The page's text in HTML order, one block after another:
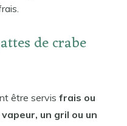
de crabe
être servis frais ou
un gril ou un